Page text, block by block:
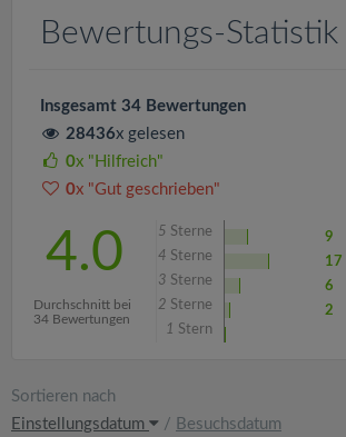
Bewertungs-Statistik
Insgesamt 34 Bewertungen
28436x gelesen
0x "Hilfreich"
0x "Gut geschrieben"
4.0
Durchschnitt bei
34 Bewertungen
5 Sterne
9
4 Sterne
17
3 Sterne
6
2 Sterne
2
1 Stern
Sortieren nach
Einstellungsdatum
/ Besuchsdatum
a
t
i